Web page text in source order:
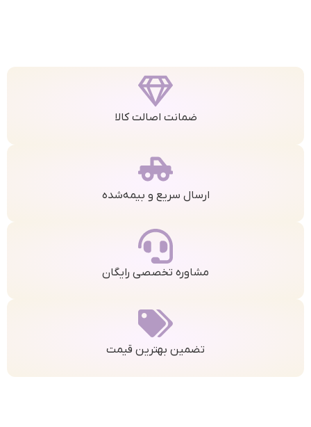
ضمانت اصالت کالا
ارسال سریع و بیمه‌شده
مشاوره تخصصی رایگان
تضمین بهترین قیمت